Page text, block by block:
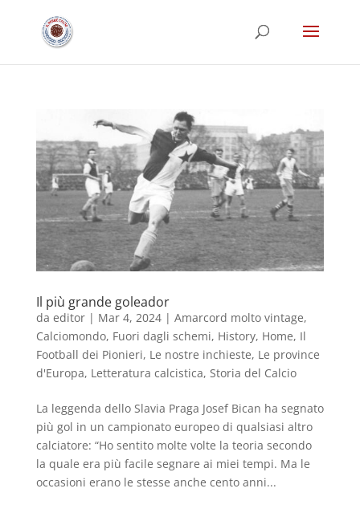
Il più grande goleador
da editor| Mar 4, 2024| Amarcord molto vintage,
Calciomondo, Fuori dagli schemi, History, Home, Il
Football dei Pionieri, Le nostre inchieste, Le province
d'Europa, Letteratura calcistica, Storia del Calcio
La leggenda dello Slavia Praga Josef Bican ha segnato
più gol in un campionato europeo di qualsiasi altro
calciatore: “Ho sentito molte volte la teoria secondo
la quale era più facile segnare ai miei tempi. Ma le
occasioni erano le stesse anche cento anni...